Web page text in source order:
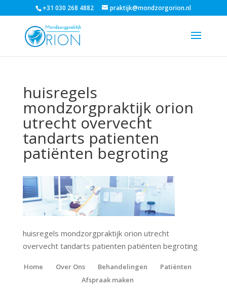
+31 030 268 4882 praktijk@mondzorgorion.nl
huisregels
mondzorgpraktijk orion
utrecht overvecht
tandarts patienten
patiënten begroting
huisregels mondzorgpraktijk orion utrecht
overvecht tandarts patienten patiënten begroting
Home Over Ons Behandelingen
Patiënten
Afspraak maken